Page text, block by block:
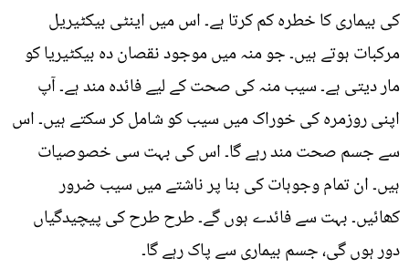
کی بیماری کا خطرہ کم کرتا ہے۔ اس میں اینٹی بیکٹیریل
مرکبات ہوتے ہیں۔ جو منہ میں موجود نقصان دہ بیکٹیریا کو
مار دیتی ہے۔ سیب منہ کی صحت کے لیے فائدہ مند ہے۔ آپ
اپنی روزمرہ کی خوراک میں سیب کو شامل کر سکتے ہیں۔ اس
سے جسم صحت مند رہے گا۔ اس کی بہت سی خصوصیات
ہیں۔ ان تمام وجوہات کی بنا پر ناشتے میں سیب ضرور
کھائیں۔ بہت سے فائدے ہوں گے۔ طرح طرح کی پیچیدگیاں
دور ہوں گی، جسم بیماری سے پاک رہے گا۔